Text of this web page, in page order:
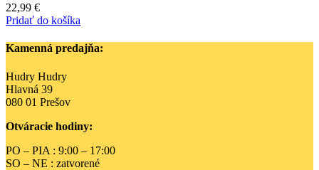
22,99 €
Pridať do košíka
Kamenná predajňa:
Hudry Hudry
Hlavná 39
080 01 Prešov
Otváracie hodiny:
PO – PIA : 9:00 – 17:00
SO – NE : zatvorené